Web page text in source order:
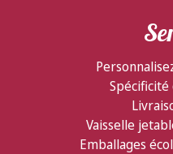
Vaisselle
Emballages